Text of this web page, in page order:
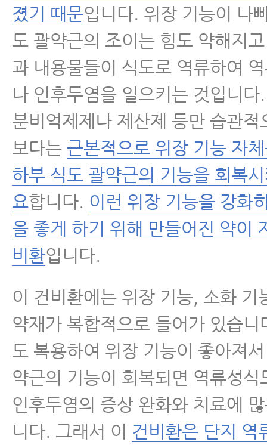
졌기 때문입니다. 위장 기능이 나
도 괄약근의 조이는 힘도 약해지
과 내용물들이 식도로 역류하여
나 인후두염을 일으키는 것입니다
분비억제제나 제산제 등만 습관적
보다는 근본적으로 위장 기능 자
하부 식도 괄약근의 기능을 회복
요합니다. 이런 위장 기능을 강화
을 좋게 하기 위해 만들어진 약이
비환입니다.
이 건비환에는 위장 기능, 소화 기
약재가 복합적으로 들어가 있습
도 복용하여 위장 기능이 좋아져
약근의 기능이 회복되면 역류성식
인후두염의 증상 완화와 치료에
니다. 그래서 이 건비환은 단지 역